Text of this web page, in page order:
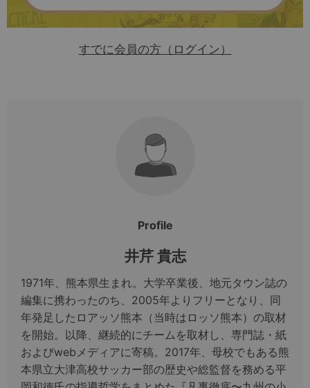
すでに会員の方（ログイン）
Profile
井芹 貴志
1971年、熊本県生まれ。大学卒業後、地元タウン誌の
編集に携わったのち、2005年よりフリーとなり、同
年発足したロアッソ熊本（当時はロッソ熊本）の取材
を開始。以降、継続的にチームを取材し、専門誌・紙
およびwebメディアに寄稿。2017年、母校でもある熊
本県立大津高校サッカー部の歴史や総監督を務める平